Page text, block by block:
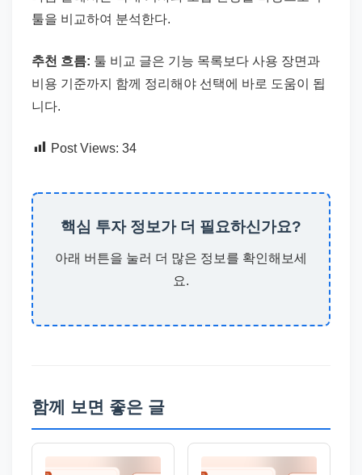
툴을 비교하여 분석한다.
추천 흐름: 툴 비교 글은 기능 목록보다 사용 장면과
비용 기준까지 함께 정리해야 선택에 바로 도움이 됩
니다.
Post Views: 34
핵심 투자 정보가 더 필요하신가요?
아래 버튼을 눌러 더 많은 정보를 확인해보세
요.
함께 보면 좋은 글